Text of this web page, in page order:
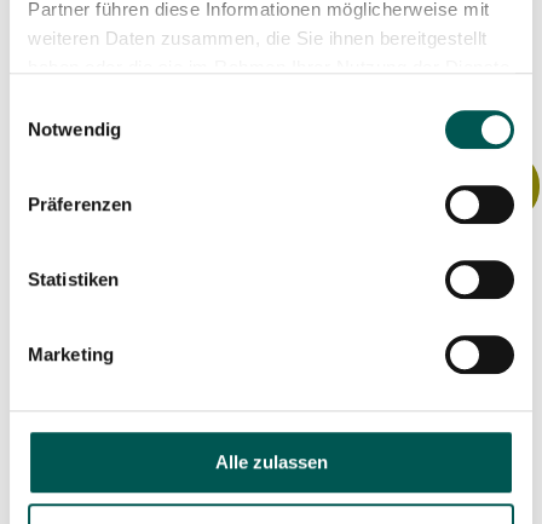
Partner führen diese Informationen möglicherweise mit
weiteren Daten zusammen, die Sie ihnen bereitgestellt
Notwendig
Präferenzen
Statistiken
Marketing
Alle zulassen
Add to cart
models – grab it now!
⚡️ Chike – all models –
Sale!
⚡️ Winther Kangaroo